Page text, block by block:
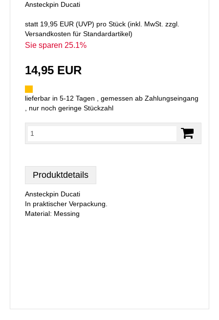
Ansteckpin Ducati
statt 19,95 EUR (UVP) pro Stück (inkl. MwSt. zzgl.
Versandkosten für Standardartikel)
Sie sparen 25.1%
14,95 EUR
lieferbar in 5-12 Tagen , gemessen ab Zahlungseingang
, nur noch geringe Stückzahl
Produktdetails
Ansteckpin Ducati
In praktischer Verpackung.
Material: Messing